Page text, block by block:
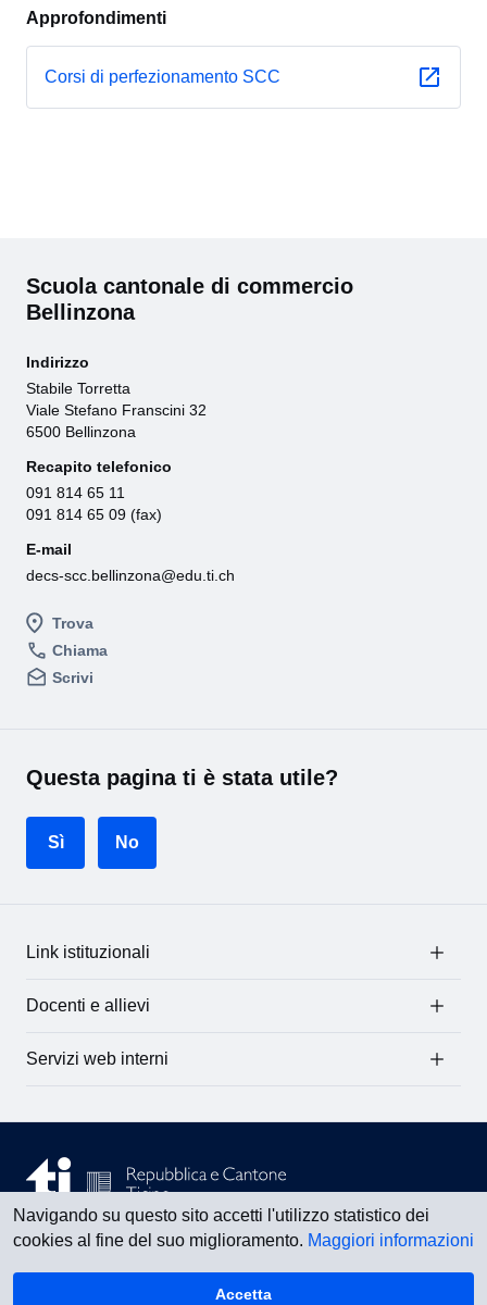
Navigando su questo sito accetti l'utilizzo statistico dei
cookies al fine del suo miglioramento. Maggiori informazioni
Accetta
Approfondimenti
Corsi di perfezionamento SCC
Scuola cantonale di commercio
Bellinzona
Trova
Chiama
Scrivi
Indirizzo
Stabile Torretta
Viale Stefano Franscini 32
6500 Bellinzona
Recapito telefonico
091 814 65 11
091 814 65 09 (fax)
E-mail
decs-scc.bellinzona@edu.ti.ch
Questa pagina ti è stata utile?
Sì No
Link istituzionali
Docenti e allievi
Servizi web interni
Vedi tutti